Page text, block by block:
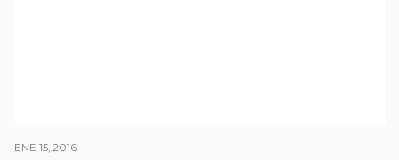
ENE 15, 2016